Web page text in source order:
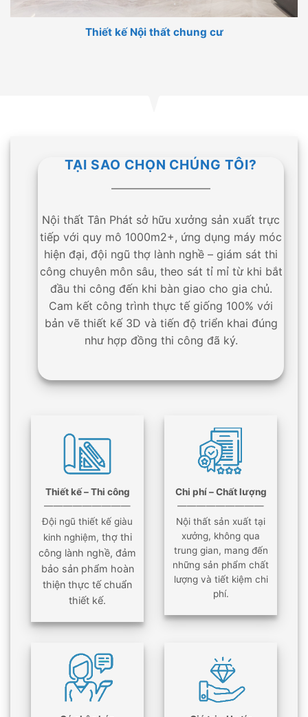
Thiết kế Nội thất chung cư
TẠI SAO CHỌN CHÚNG TÔI?
—————————
Nội thất Tân Phát sở hữu xưởng sản xuất trực
tiếp với quy mô 1000m2+, ứng dụng máy móc
hiện đại, đội ngũ thợ lành nghề – giám sát thi
công chuyên môn sâu, theo sát tỉ mỉ từ khi bắt
đầu thi công đến khi bàn giao cho gia chủ.
Cam kết công trình thực tế giống 100% với
bản vẽ thiết kế 3D và tiến độ triển khai đúng
như hợp đồng thi công đã ký.
Thiết kế – Thi công
—————————
Đội ngũ thiết kế giàu
kinh nghiệm, thợ thi
công lành nghề, đảm
bảo sản phẩm hoàn
thiện thực tế chuẩn
thiết kế.
Chi phí – Chất lượng
—————————
Nội thất sản xuất tại
xưởng, không qua
trung gian, mang đến
những sản phẩm chất
lượng và tiết kiệm chi
phí.